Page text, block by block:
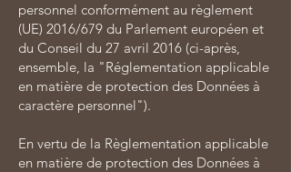
personnel conformément au règlement
(UE) 2016/679 du Parlement européen et
du Conseil du 27 avril 2016 (ci-après,
ensemble, la "Réglementation applicable
en matière de protection des Données à
caractère personnel").
En vertu de la Règlementation applicable
en matière de protection des Données à